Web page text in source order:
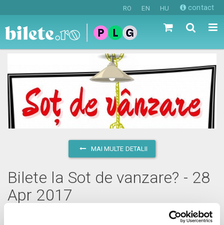
RO EN HU contact
MAI MULTE DETALII
Bilete la Sot de vanzare? - 28
Apr 2017